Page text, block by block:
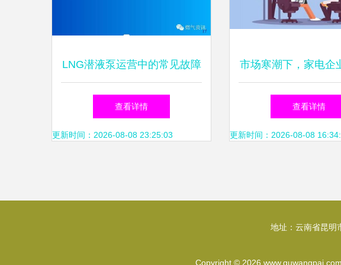
LNG潜液泵运营中的常见故障
分析与排除及维护保养策略
查看详情
更新时间：2026-08-08 23:25:03
市场寒潮下，家电企
转会员营销运营及
查看详情
更新时间：2026-08-08
地址：云南省昆明
Copyright © 2026 www.quwangpai.com